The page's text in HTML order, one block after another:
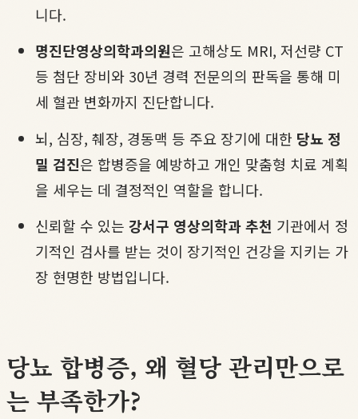
니다.
명진단영상의학과의원은 고해상도 MRI, 저선량 CT
등 첨단 장비와 30년 경력 전문의의 판독을 통해 미
세 혈관 변화까지 진단합니다.
뇌, 심장, 췌장, 경동맥 등 주요 장기에 대한 당뇨 정
밀 검진은 합병증을 예방하고 개인 맞춤형 치료 계획
을 세우는 데 결정적인 역할을 합니다.
신뢰할 수 있는 강서구 영상의학과 추천 기관에서 정
기적인 검사를 받는 것이 장기적인 건강을 지키는 가
장 현명한 방법입니다.
당뇨 합병증, 왜 혈당 관리만으로
는 부족한가?